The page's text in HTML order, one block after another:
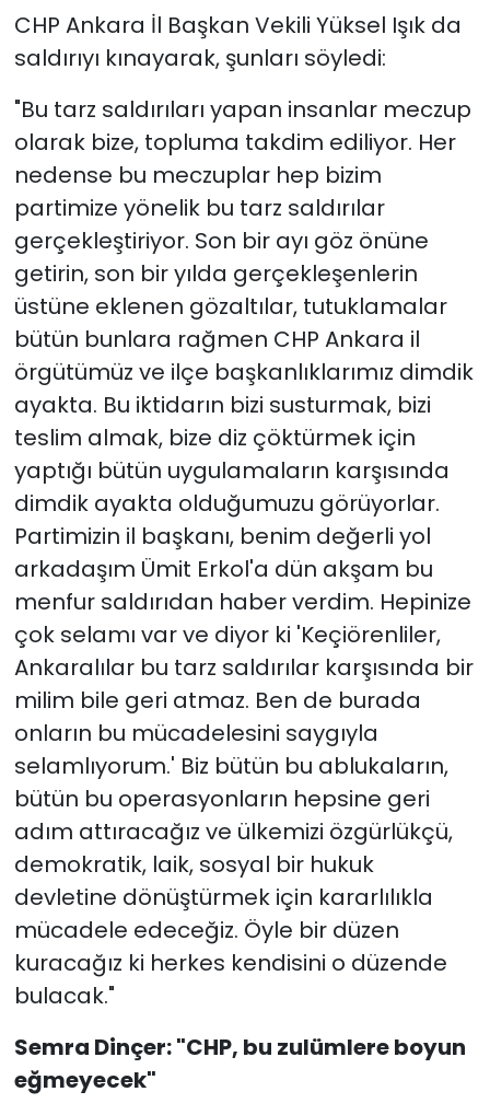
CHP Ankara İl Başkan Vekili Yüksel Işık da
saldırıyı kınayarak, şunları söyledi:
"Bu tarz saldırıları yapan insanlar meczup
olarak bize, topluma takdim ediliyor. Her
nedense bu meczuplar hep bizim
partimize yönelik bu tarz saldırılar
gerçekleştiriyor. Son bir ayı göz önüne
getirin, son bir yılda gerçekleşenlerin
üstüne eklenen gözaltılar, tutuklamalar
bütün bunlara rağmen CHP Ankara il
örgütümüz ve ilçe başkanlıklarımız dimdik
ayakta. Bu iktidarın bizi susturmak, bizi
teslim almak, bize diz çöktürmek için
yaptığı bütün uygulamaların karşısında
dimdik ayakta olduğumuzu görüyorlar.
Partimizin il başkanı, benim değerli yol
arkadaşım Ümit Erkol'a dün akşam bu
menfur saldırıdan haber verdim. Hepinize
çok selamı var ve diyor ki 'Keçiörenliler,
Ankaralılar bu tarz saldırılar karşısında bir
milim bile geri atmaz. Ben de burada
onların bu mücadelesini saygıyla
selamlıyorum.' Biz bütün bu ablukaların,
bütün bu operasyonların hepsine geri
adım attıracağız ve ülkemizi özgürlükçü,
demokratik, laik, sosyal bir hukuk
devletine dönüştürmek için kararlılıkla
mücadele edeceğiz. Öyle bir düzen
kuracağız ki herkes kendisini o düzende
bulacak."
Semra Dinçer: "CHP, bu zulümlere boyun
eğmeyecek"